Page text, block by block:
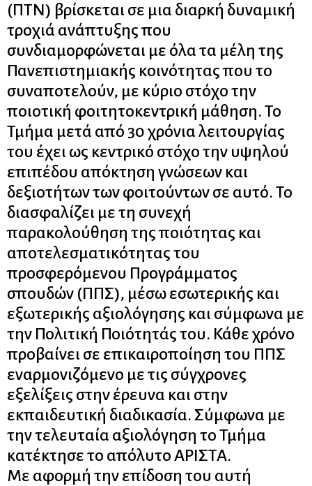
(ΠΤΝ) βρίσκεται σε μια διαρκή δυναμική
τροχιά ανάπτυξης που
συνδιαμορφώνεται με όλα τα μέλη της
Πανεπιστημιακής κοινότητας που το
συναποτελούν, με κύριο στόχο την
ποιοτική φοιτητοκεντρική μάθηση. Το
Τμήμα μετά από 30 χρόνια λειτουργίας
του έχει ως κεντρικό στόχο την υψηλού
επιπέδου απόκτηση γνώσεων και
δεξιοτήτων των φοιτούντων σε αυτό. Το
διασφαλίζει με τη συνεχή
παρακολούθηση της ποιότητας και
αποτελεσματικότητας του
προσφερόμενου Προγράμματος
σπουδών (ΠΠΣ), μέσω εσωτερικής και
εξωτερικής αξιολόγησης και σύμφωνα με
την Πολιτική Ποιότητάς του. Κάθε χρόνο
προβαίνει σε επικαιροποίηση του ΠΠΣ
εναρμονιζόμενο με τις σύγχρονες
εξελίξεις στην έρευνα και στην
εκπαιδευτική διαδικασία. Σύμφωνα με
την τελευταία αξιολόγηση το Τμήμα
κατέκτησε το απόλυτο ΑΡΙΣΤΑ.
Με αφορμή την επίδοση του αυτή